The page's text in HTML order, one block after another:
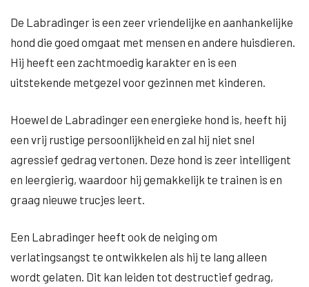
De Labradinger is een zeer vriendelijke en aanhankelijke
hond die goed omgaat met mensen en andere huisdieren.
Hij heeft een zachtmoedig karakter en is een
uitstekende metgezel voor gezinnen met kinderen.
Hoewel de Labradinger een energieke hond is, heeft hij
een vrij rustige persoonlijkheid en zal hij niet snel
agressief gedrag vertonen. Deze hond is zeer intelligent
en leergierig, waardoor hij gemakkelijk te trainen is en
graag nieuwe trucjes leert.
Een Labradinger heeft ook de neiging om
verlatingsangst te ontwikkelen als hij te lang alleen
wordt gelaten. Dit kan leiden tot destructief gedrag,